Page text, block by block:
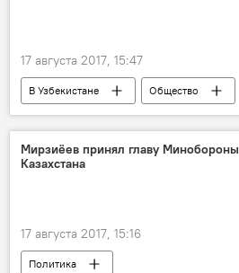
17 августа 2017, 15:47
В Узбекистане
Общество
Ахмад Турсунбаев
Мирзиёев принял главу Минобороны
Казахстана
17 августа 2017, 15:16
Политика